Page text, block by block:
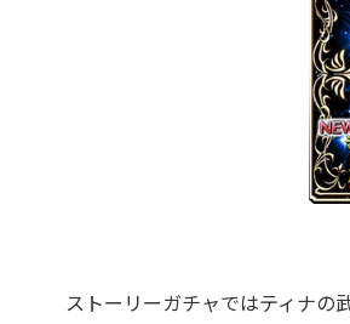
ストーリーガチャではティナの